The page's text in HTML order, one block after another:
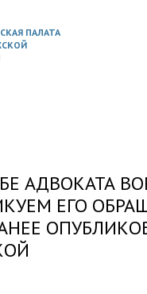
ПАЛАТА
АДВОКАТА
ЕГО